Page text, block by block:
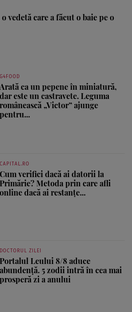
vedetă care a făcut o baie pe o
G4FOOD
Arată ca un pepene în miniatură,
dar este un castravete. Leguma
românească „Victor” ajunge
pentru...
CAPITAL.RO
Cum verifici dacă ai datorii la
Primărie? Metoda prin care afli
online dacă ai restanțe...
DOCTORUL ZILEI
Portalul Leului 8/8 aduce
abundență. 5 zodii intră în cea mai
prosperă zi a anului